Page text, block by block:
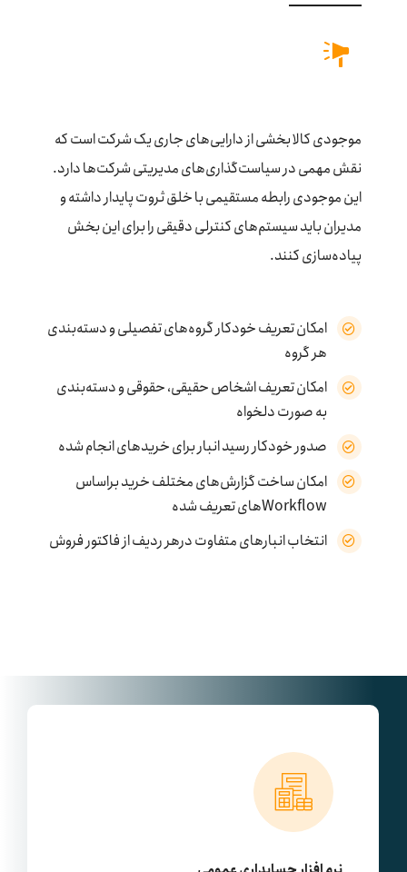
موجودی کالا بخشی از دارایی‌های جاری یک شرکت است که
نقش مهمی در سیاست‌گذاری‌های مدیریتی شرکت‌ها دارد.
این موجودی رابطه مستقیمی با خلق ثروت پایدار داشته و
مدیران باید سیستم‌های کنترلی دقیقی را برای این بخش
پیاده‌سازی کنند.
امکان تعریف خودکار گروه‌های تفصیلی و دسته‌بندی
هر گروه
امکان تعریف اشخاص حقیقی‌، حقوقی و دسته‌بندی
به صورت دلخواه
صدور خودکار رسید انبار برای خریدهای انجام شده
امکان ساخت گزارش‌های مختلف خرید براساس
Workflowهای تعریف شده
انتخاب انبارهای متفاوت درهر ردیف از فاکتور فروش